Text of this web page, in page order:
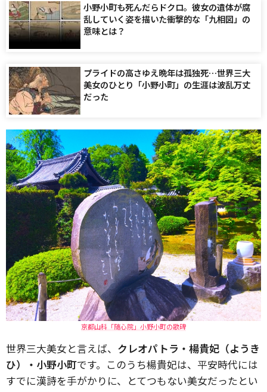
小野小町も死んだらドクロ。彼女の遺体が腐
乱していく姿を描いた衝撃的な「九相図」の
意味とは？
プライドの高さゆえ晩年は孤独死…世界三大
美女のひとり「小野小町」の生涯は波乱万丈
だった
京都山科「随心院」小野小町の歌碑
世界三大美女と言えば、 クレオパトラ・楊貴妃（ようき
ひ）・小野小町です。このうち楊貴妃は、平安時代には
すでに漢詩を手がかりに、とてつもない美女だったとい